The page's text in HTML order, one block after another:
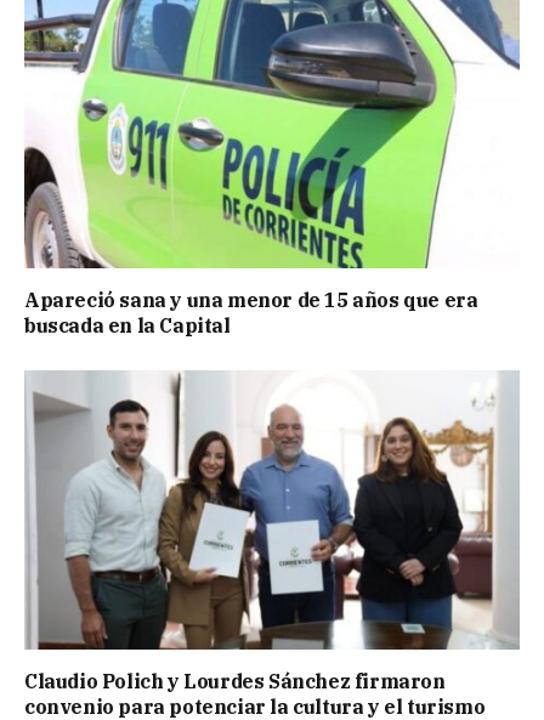
Apareció sana y una menor de 15 años que era
buscada en la Capital
Claudio Polich y Lourdes Sánchez firmaron
convenio para potenciar la cultura y el turismo